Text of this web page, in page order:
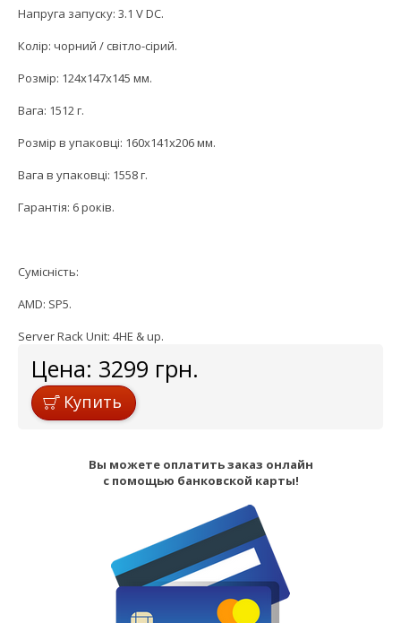
Напруга запуску: 3.1 V DC.
Колір: чорний / світло-сірий.
Розмір: 124х147х145 мм.
Вага: 1512 г.
Розмір в упаковці: 160x141x206 мм.
Вага в упаковці: 1558 г.
Гарантія: 6 років.
Сумісність:
AMD: SP5.
Server Rack Unit: 4HE & up.
Цена: 3299 грн.
Купить
Вы можете оплатить заказ онлайн
с помощью банковской карты!